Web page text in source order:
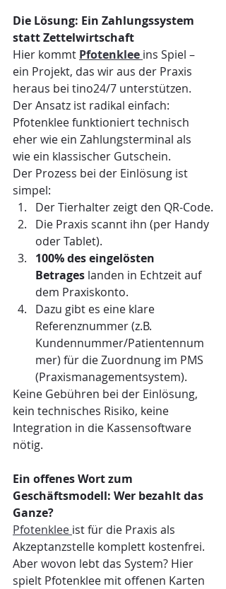
Die Lösung: Ein Zahlungssystem
statt Zettelwirtschaft
Hier kommt Pfotenklee ins Spiel –
ein Projekt, das wir aus der Praxis
heraus bei tino24/7 unterstützen.
Der Ansatz ist radikal einfach:
Pfotenklee funktioniert technisch
eher wie ein Zahlungsterminal als
wie ein klassischer Gutschein.
Der Prozess bei der Einlösung ist
simpel:
Der Tierhalter zeigt den QR-Code.
Die Praxis scannt ihn (per Handy
oder Tablet).
100% des eingelösten
Betrages landen in Echtzeit auf
dem Praxiskonto.
Dazu gibt es eine klare
Referenznummer (z.B.
Kundennummer/Patientennum
mer) für die Zuordnung im PMS
(Praxismanagementsystem).
Keine Gebühren bei der Einlösung,
kein technisches Risiko, keine
Integration in die Kassensoftware
nötig.
Ein offenes Wort zum
Geschäftsmodell: Wer bezahlt das
Ganze?
Pfotenklee ist für die Praxis als
Akzeptanzstelle komplett kostenfrei.
Aber wovon lebt das System? Hier
spielt Pfotenklee mit offenen Karten